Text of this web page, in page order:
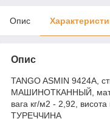
Опис
Опис
TANGO ASMIN 9424A,
МАШИНОТКАННЫЙ,
вага кг/м2 - 2,92, висота
ТУРЕЧЧИНА